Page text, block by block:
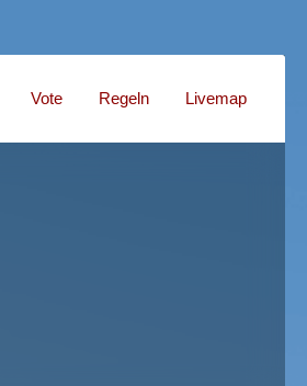
Vote Regeln Livemap